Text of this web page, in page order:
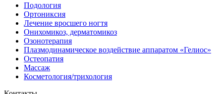
Подология
Ортониксия
Лечение вросшего ногтя
Онихомикоз, дерматомикоз
Озонотерапия
Плазмодинамическое воздействие аппаратом «Гелиос»
Остеопатия
Массаж
Косметология/трихология